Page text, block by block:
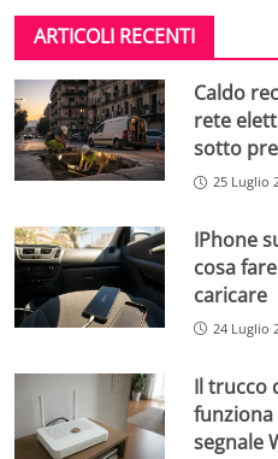
ARTICOLI RECENTI
Caldo
rete
sotto
25 Luglio
IPhone
cosa
caricare
24 Luglio
Il trucco
funziona
segnale